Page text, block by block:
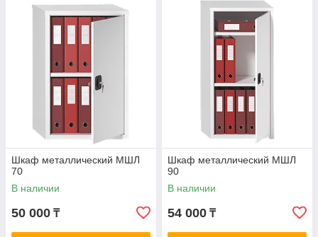
Шкаф металлический МШЛ
70
В наличии
50 000 ₸
Шкаф металлический МШЛ
90
В наличии
54 000 ₸